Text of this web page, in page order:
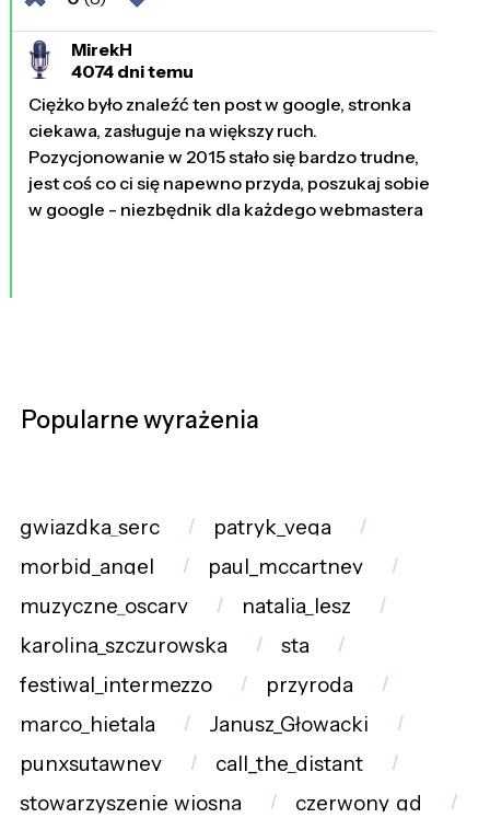
MirekH
4074 dni temu
Ciężko było znaleźć ten post w google, stronka
ciekawa, zasługuje na większy ruch.
Pozycjonowanie w 2015 stało się bardzo trudne,
jest coś co ci się napewno przyda, poszukaj sobie
w google - niezbędnik dla każdego webmastera
Popularne wyrażenia
gwiazdka_serc
patryk_vega
morbid_angel
paul_mccartney
muzyczne_oscary
natalia_lesz
karolina_szczurowska
sta
festiwal_intermezzo
przyroda
marco_hietala
Janusz_Głowacki
punxsutawney
call_the_distant
stowarzyszenie_wiosna
czerwony_gd